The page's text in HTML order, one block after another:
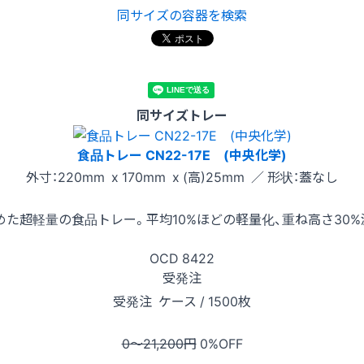
同サイズの容器を検索
同サイズトレー
食品トレー CN22-17E (中央化学)
外寸：220mm x 170mm x (高)25mm ／ 形状：蓋なし
超軽量の食品トレー。平均10%ほどの軽量化、重ね高さ30%
OCD 8422
受発注
受発注 ケース / 1500枚
0〜21,200円 0%OFF